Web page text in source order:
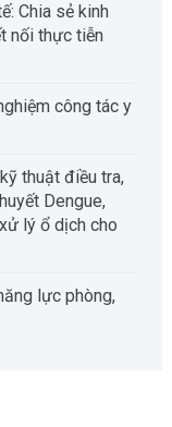
Chia sẻ kinh
nối thực tiễn
công tác y
thuật điều tra,
Dengue,
lý ổ dịch cho
lực phòng,